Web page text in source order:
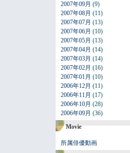
2007年09月 (9)
2007年08月 (11)
2007年07月 (13)
2007年06月 (10)
2007年05月 (13)
2007年04月 (14)
2007年03月 (14)
2007年02月 (16)
2007年01月 (10)
2006年12月 (11)
2006年11月 (17)
2006年10月 (28)
2006年09月 (36)
Movie
所属俳優動画